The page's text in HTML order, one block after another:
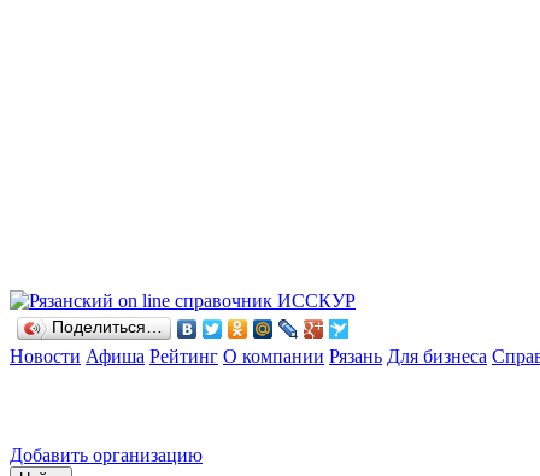
Поделиться…
Новости Афиша Рейтинг О компании Рязань Для бизнеса
Добавить организацию